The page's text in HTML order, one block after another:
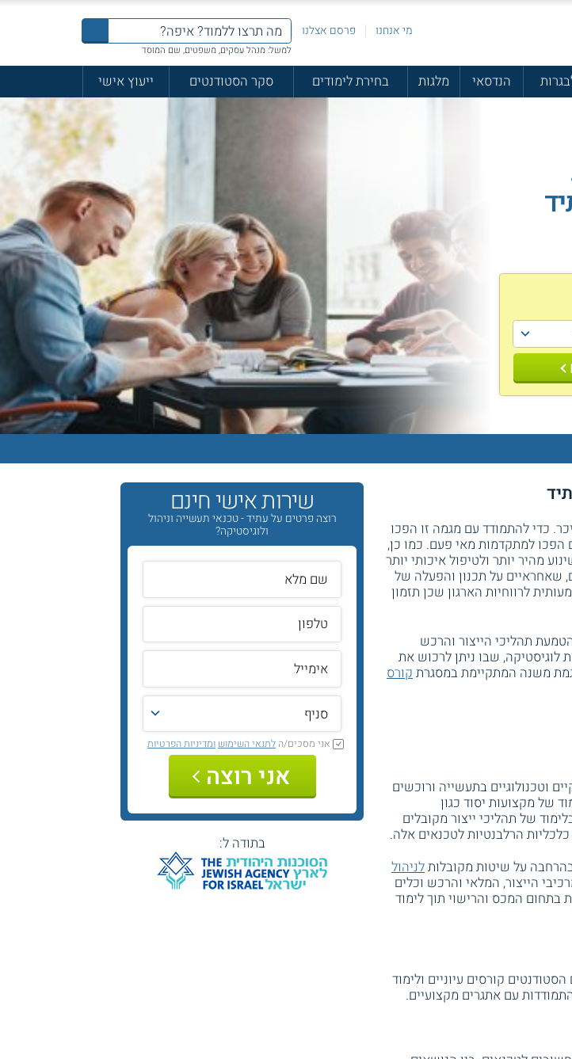
מי אנחנו פרסם אצלנו
למשל: מנהל עסקים, משפטים, שם המוסד
הנדסאי מלגות בחירת לימודים סקר הסטודנטים
ייעוץ אישי
כדי להתמודד עם מגמה זו הפכו
הפכו למתקדמות מאי פעם. כמו כן,
מהיר יותר ולטיפול איכותי יותר
שאחראיים על תכנון והפעלה של
לרווחיות הארגון שכן תזמון
תהליכי הייצור והרכש
לוגיסטיקה, שבו ניתן לרכוש את
משנה המתקיימת במסגרתקורס
וטכנולוגיים בתעשייה ורוכשים
של מקצועות יסוד כגון
של תהליכי ייצור מקובלים
הרלבנטיות לטכנאים אלה.
על שיטות מקובלותלניהול
הייצור, המלאי והרכש וכלים
בתחום המכס והרישוי תוך לימוד
משלבים הסטודנטים קורסים עיוניים ולימוד
עם אתגרים מקצועיים.
שירות אישי חינם
רוצה פרטים על עתיד - טכנאי תעשייה וניהול
ולוגיסטיקה?
אני מסכים/הלתנאי השימוש ומדיניות הפרטיות
אני רוצה
בתודה ל: